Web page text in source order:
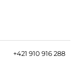
+421 910 916 288